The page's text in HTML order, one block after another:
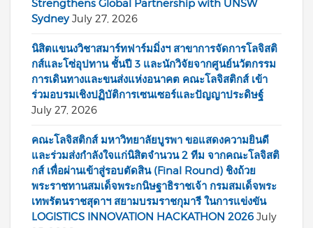
Strengthens Global Partnership with UNSW
Sydney July 27, 2026
นิสิตแขนงวิชาสมาร์ทฟาร์มมิ่งฯ สาขาการจัดการโลจิสติ
กส์และโซ่อุปทาน ชั้นปี 3 และนักวิจัยจากศูนย์นวัตกรรม
การเดินทางและขนส่งแห่งอนาคต คณะโลจิสติกส์ เข้า
ร่วมอบรมเชิงปฏิบัติการเซนเซอร์และปัญญาประดิษฐ์
July 27, 2026
คณะโลจิสติกส์ มหาวิทยาลัยบูรพา ขอแสดงความยินดี
และร่วมส่งกำลังใจแก่นิสิตจำนวน 2 ทีม จากคณะโลจิสติ
กส์ เพื่อผ่านเข้าสู่รอบตัดสิน (Final Round) ชิงถ้วย
พระราชทานสมเด็จพระกนิษฐาธิราชเจ้า กรมสมเด็จพระ
เทพรัตนราชสุดาฯ สยามบรมราชกุมารี ในการแข่งขัน
LOGISTICS INNOVATION HACKATHON 2026 July